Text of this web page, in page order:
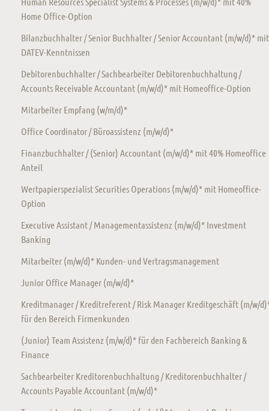
Home Office-Option
Bilanzbuchhalter / Senior Buchhalter / Senior Accountant (m/w/d)* mit
DATEV-Kenntnissen
Debitorenbuchhalter / Sachbearbeiter Debitorenbuchhaltung /
Accounts Receivable Accountant (m/w/d)* mit Homeoffice-Option
Mitarbeiter Empfang (w/m/d)*
Office Coordinator / Büroassistenz (m/w/d)*
Finanzbuchhalter / (Senior) Accountant (m/w/d)* mit 40% Homeoffice
Anteil
Wertpapierspezialist Securities Operations (m/w/d)* mit Homeoffice-
Option
Executive Assistant / Managementassistenz (m/w/d)* Investment
Banking
Mitarbeiter (m/w/d)* Kunden- und Vertragsmanagement
Junior Office Manager (m/w/d)*
Kreditmanager / Kreditreferent / Risk Manager Kreditgeschäft (m/w/
für den Bereich Firmenkunden
(Junior) Team Assistenz (m/w/d)* für den Fachbereich Banking &
Finance
Sachbearbeiter Kreditorenbuchhaltung / Kreditorenbuchhalter /
Accounts Payable Accountant (m/w/d)*